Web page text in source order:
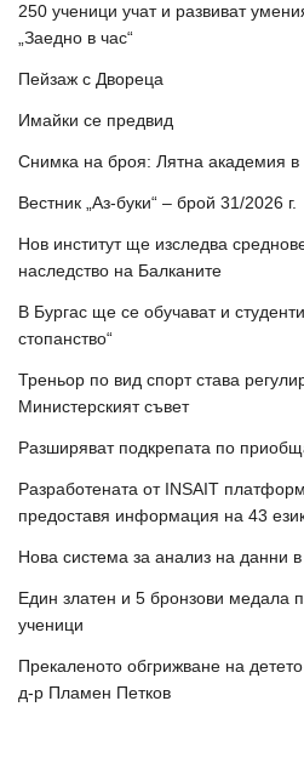
250 ученици учат и развиват
„Заедно в час“
Пейзаж с Двореца
Имайки се предвид
Снимка на броя: Лятна академия в
Вестник „Аз-буки“ – брой 31/2026 г.
Нов институт ще изследва
наследство на Балканите
В Бургас ще се обучават и
стопанство“
Треньор по вид спорт става
Министерският съвет
Разширяват подкрепата по
Разработената от INSAIT
предоставя информация на 43
Нова система за анализ на данни
Един златен и 5 бронзови медала
ученици
Прекаленото обгрижване на
д-р Пламен Петков